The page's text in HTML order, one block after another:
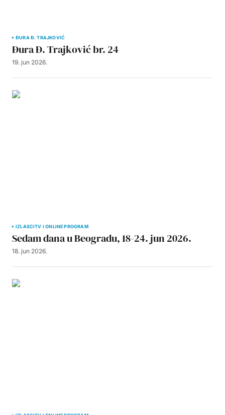
ĐURA Đ. TRAJKOVIĆ
Đura Đ. Trajković br. 24
19. jun 2026.
IZLASCITV I ONLINE PROGRAM
Sedam dana u Beogradu, 18-24. jun 2026.
18. jun 2026.